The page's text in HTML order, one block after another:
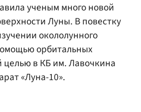
ученым много новой
Луны. В повестку
окололунного
орбитальных
целью в КБ им. Лавочкина
«Луна-10».